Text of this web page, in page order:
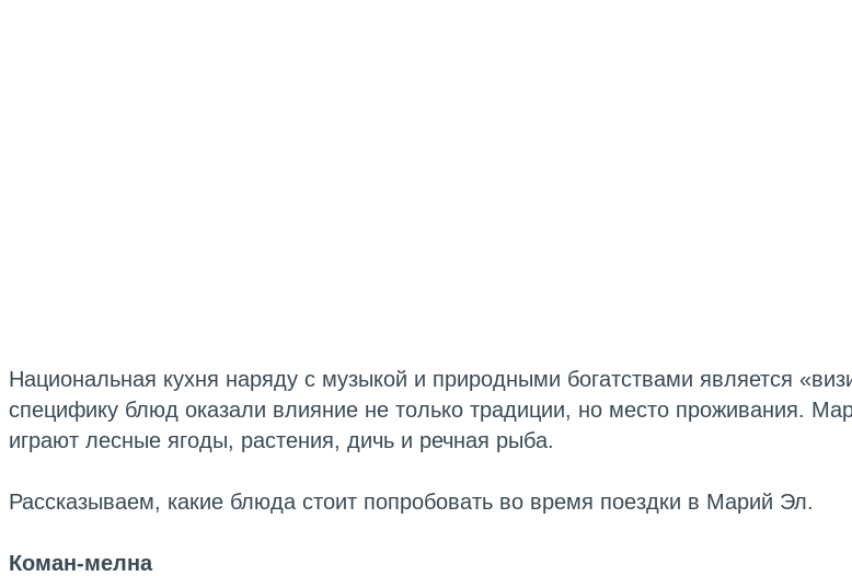
Национальная кухня наряду с музыкой и природными богатствами является
специфику блюд оказали влияние не только традиции, но место проживания.
играют лесные ягоды, растения, дичь и речная рыба.
Рассказываем, какие блюда стоит попробовать во время поездки в Марий Эл.
Коман-мелна